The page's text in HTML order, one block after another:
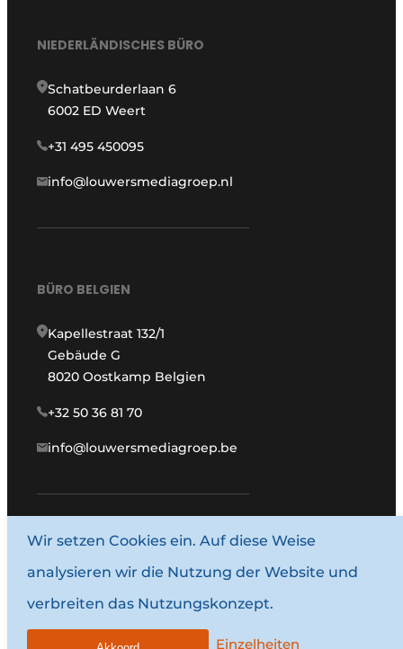
NIEDERLÄNDISCHES BÜRO
Schatbeurderlaan 6
6002 ED Weert
+31 495 450095
info@louwersmediagroep.nl
BÜRO BELGIEN
Kapellestraat 132/1
Gebäude G
8020 Oostkamp Belgien
+32 50 36 81 70
info@louwersmediagroep.be
www.louwersmediagroep.com
© 1987–2026 Louwersmediagroep.
Allgemeine Bedingungen und Konditionen
Wir setzen Cookies ein. Auf diese Weise
analysieren wir die Nutzung der Website und
verbreiten das Nutzungskonzept.
Einzelheiten